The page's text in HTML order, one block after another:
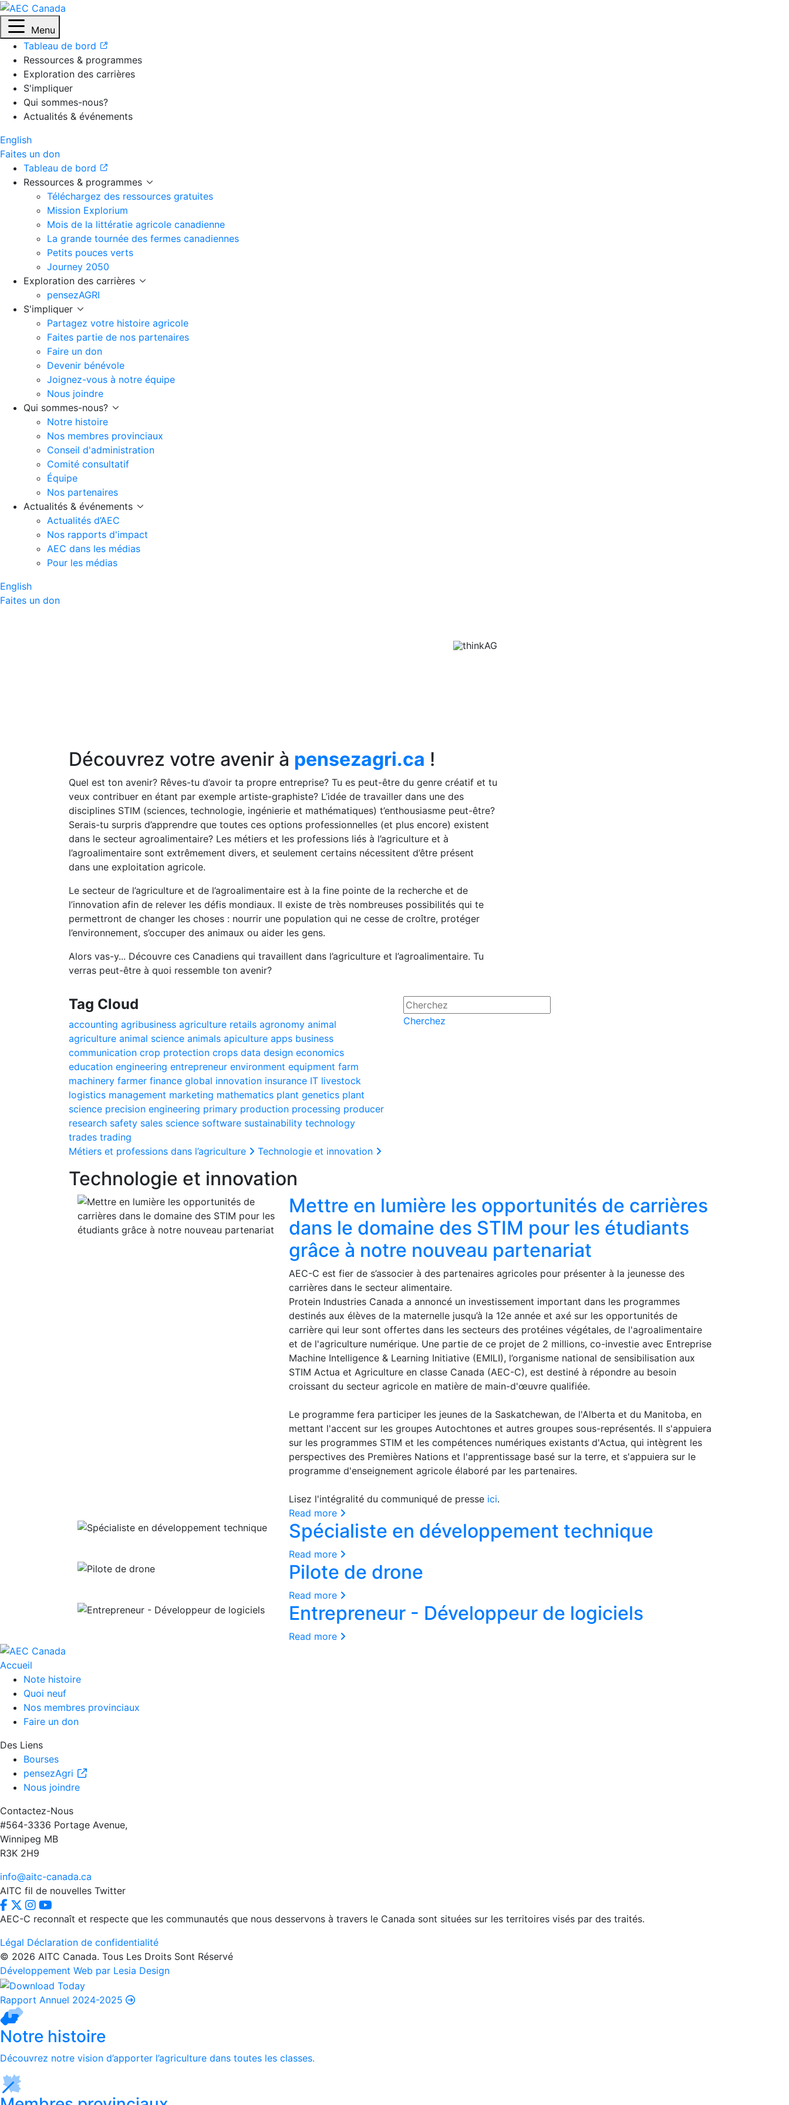
Menu
Tableau de bord
Ressources & programmes
Exploration des carrières
S'impliquer
Qui sommes-nous?
Actualités & événements
English
Faites un don
Tableau de bord
Ressources & programmes
Téléchargez des ressources gratuites
Mission Explorium
Mois de la littératie agricole canadienne
La grande tournée des fermes canadiennes
Petits pouces verts
Journey 2050
Exploration des carrières
pensezAGRI
S'impliquer
Partagez votre histoire agricole
Faites partie de nos partenaires
Faire un don
Devenir bénévole
Joignez-vous à notre équipe
Nous joindre
Qui sommes-nous?
Notre histoire
Nos membres provinciaux
Conseil d'administration
Comité consultatif
Équipe
Nos partenaires
Actualités & événements
Actualités d’AEC
Nos rapports d'impact
AEC dans les médias
Pour les médias
English
Faites un don
Découvrez votre avenir à pensezagri.ca !
Quel est ton avenir? Rêves-tu d’avoir ta propre entreprise? Tu es peut-être du genre créatif et tu
veux contribuer en étant par exemple artiste-graphiste? L’idée de travailler dans une des
disciplines STIM (sciences, technologie, ingénierie et mathématiques) t’enthousiasme peut-être?
Serais-tu surpris d’apprendre que toutes ces options professionnelles (et plus encore) existent
dans le secteur agroalimentaire? Les métiers et les professions liés à l’agriculture et à
l’agroalimentaire sont extrêmement divers, et seulement certains nécessitent d’être présent
dans une exploitation agricole.
Le secteur de l’agriculture et de l’agroalimentaire est à la fine pointe de la recherche et de
l’innovation afin de relever les défis mondiaux. Il existe de très nombreuses possibilités qui te
permettront de changer les choses : nourrir une population qui ne cesse de croître, protéger
l’environnement, s’occuper des animaux ou aider les gens.
Alors vas-y... Découvre ces Canadiens qui travaillent dans l’agriculture et l’agroalimentaire. Tu
verras peut-être à quoi ressemble ton avenir?
Tag Cloud
accounting agribusiness agriculture retails agronomy animal
agriculture animal science animals apiculture apps business
communication crop protection crops data design economics
education engineering entrepreneur environment equipment farm
machinery farmer finance global innovation insurance IT livestock
logistics management marketing mathematics plant genetics plant
science precision engineering primary production processing producer
research safety sales science software sustainability technology
trades trading
Cherchez
Métiers et professions dans l’agriculture Technologie et innovation
Technologie et innovation
Mettre en lumière les opportunités de carrières
dans le domaine des STIM pour les étudiants
grâce à notre nouveau partenariat
AEC-C est fier de s’associer à des partenaires agricoles pour présenter à la jeunesse des
carrières dans le secteur alimentaire.
Protein Industries Canada a annoncé un investissement important dans les programmes
destinés aux élèves de la maternelle jusqu’à la 12e année et axé sur les opportunités de
carrière qui leur sont offertes dans les secteurs des protéines végétales, de l'agroalimentaire
et de l'agriculture numérique. Une partie de ce projet de 2 millions, co-investie avec Entreprise
Machine Intelligence & Learning Initiative (EMILI), l’organisme national de sensibilisation aux
STIM Actua et Agriculture en classe Canada (AEC-C), est destiné à répondre au besoin
croissant du secteur agricole en matière de main-d'œuvre qualifiée.
Le programme fera participer les jeunes de la Saskatchewan, de l'Alberta et du Manitoba, en
mettant l'accent sur les groupes Autochtones et autres groupes sous-représentés. Il s'appuiera
sur les programmes STIM et les compétences numériques existants d'Actua, qui intègrent les
perspectives des Premières Nations et l'apprentissage basé sur la terre, et s'appuiera sur le
programme d'enseignement agricole élaboré par les partenaires.
Lisez l'intégralité du communiqué de presse ici.
Read more
Spécialiste en développement technique
Read more
Pilote de drone
Read more
Entrepreneur - Développeur de logiciels
Read more
Accueil
Note histoire
Quoi neuf
Nos membres provinciaux
Faire un don
Des Liens
Bourses
pensezAgri
Nous joindre
Contactez-Nous
#564-3336 Portage Avenue,
Winnipeg MB
R3K 2H9
info@aitc-canada.ca
AITC fil de nouvelles Twitter
AEC-C reconnaît et respecte que les communautés que nous desservons à travers le Canada sont situées sur les territoires visés par des traités.
Légal Déclaration de confidentialité
© 2026 AITC Canada. Tous Les Droits Sont Réservé
Développement Web par Lesia Design
Rapport Annuel 2024-2025
Notre histoire
Découvrez notre vision d’apporter l’agriculture dans toutes les classes.